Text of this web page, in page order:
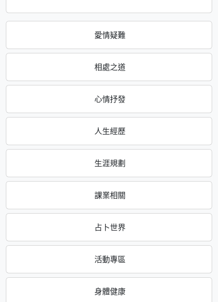
愛情疑難
相處之道
心情抒發
人生經歷
生涯規劃
課業相關
占卜世界
活動專區
身體健康